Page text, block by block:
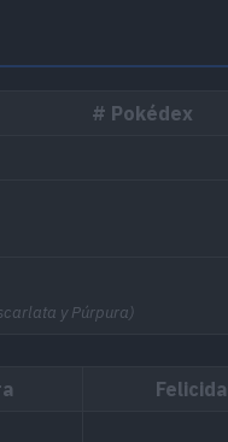
# Pokédex
y Púrpura)